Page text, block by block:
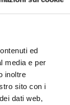
ed
media e per
inoltre
sito con i
dati web,